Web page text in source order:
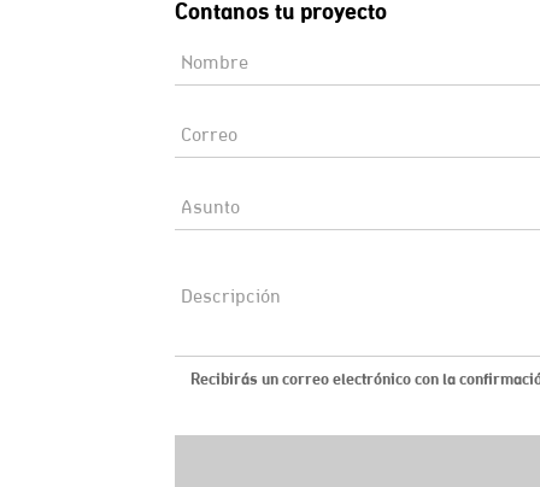
Contanos tu proyecto
Recibirás un correo electrónico con la